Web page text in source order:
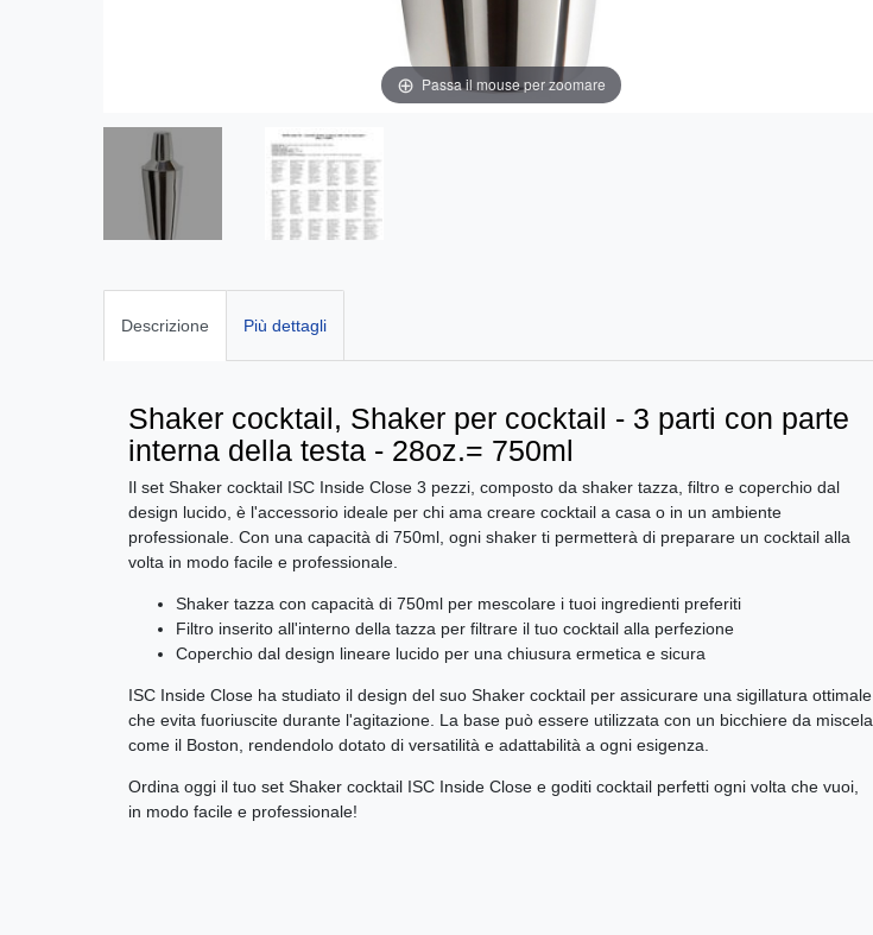
Passa il mouse per zoomare
Descrizione Più dettagli
Shaker cocktail, Shaker per cocktail - 3 parti con parte
interna della testa - 28oz.= 750ml
Il set Shaker cocktail ISC Inside Close 3 pezzi, composto da shaker tazza, filtro e coperchio dal
design lucido, è l'accessorio ideale per chi ama creare cocktail a casa o in un ambiente
professionale. Con una capacità di 750ml, ogni shaker ti permetterà di preparare un cocktail alla
volta in modo facile e professionale.
Shaker tazza con capacità di 750ml per mescolare i tuoi ingredienti preferiti
Filtro inserito all'interno della tazza per filtrare il tuo cocktail alla perfezione
Coperchio dal design lineare lucido per una chiusura ermetica e sicura
ISC Inside Close ha studiato il design del suo Shaker cocktail per assicurare una sigillatura ottimale
che evita fuoriuscite durante l'agitazione. La base può essere utilizzata con un bicchiere da miscela
come il Boston, rendendolo dotato di versatilità e adattabilità a ogni esigenza.
Ordina oggi il tuo set Shaker cocktail ISC Inside Close e goditi cocktail perfetti ogni volta che vuoi,
in modo facile e professionale!